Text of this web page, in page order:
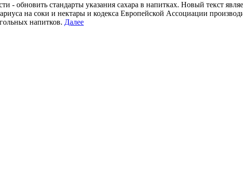
- обновить стандарты указания сахара в напитках. Новый текст
на соки и нектары и кодекса Европейской Ассоциации
напитков. Далее